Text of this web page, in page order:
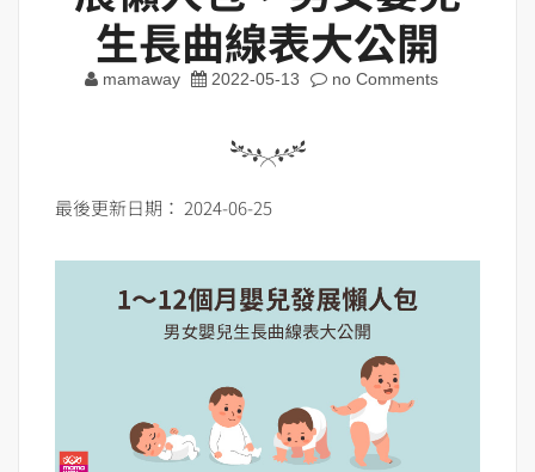
生長曲線表大公開
mamaway 2022-05-13 no Comments
最後更新日期： 2024-06-25